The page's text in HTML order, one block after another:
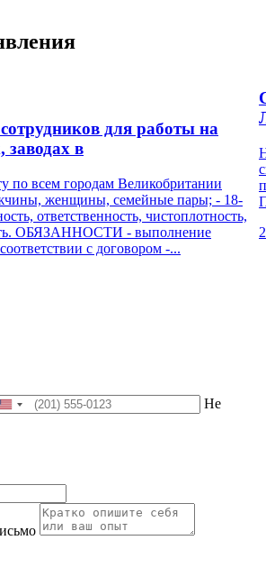
для работы на
заводах в
по всем городам Великобритании
женщины, семейные пары; - 18-
ответственность, чистоплотность,
ОБЯЗАННОСТИ - выполнение
с договором -...
Не